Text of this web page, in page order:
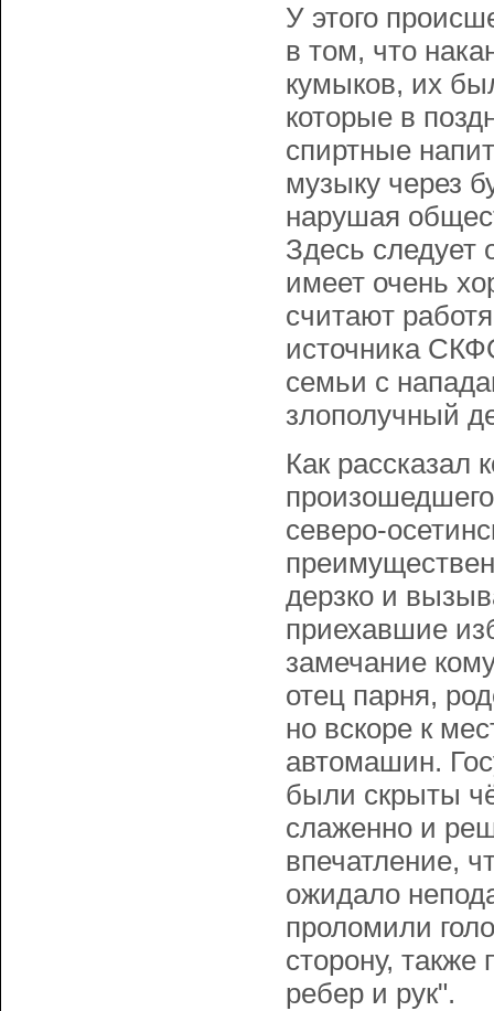
У этого
в том, что
кумыков, их
которые в
спиртные
музыку через
нарушая
Здесь следует
имеет очень
считают
источника
семьи с
злополучный
Как рассказал
северо-
дерзко и
приехавшие
замечание
отец парня,
но вскоре к
автомашин.
были скрыты
слаженно и
впечатление,
ожидало
проломили
сторону,
ребер и рук".